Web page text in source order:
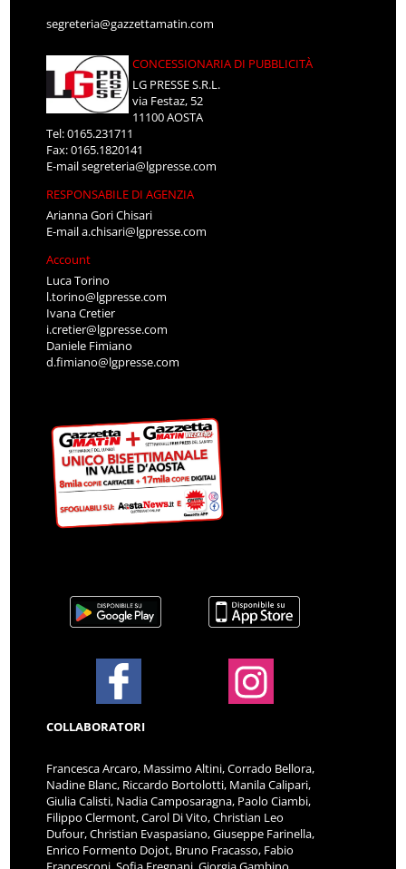
segreteria@gazzettamatin.com
CONCESSIONARIA DI PUBBLICITÀ
LG PRESSE S.R.L.
via Festaz, 52
11100 AOSTA
Tel: 0165.231711
Fax: 0165.1820141
E-mailsegreteria@lgpresse.com
RESPONSABILE DI AGENZIA
Arianna Gori Chisari
E-maila.chisari@lgpresse.com
Account
Luca Torino
l.torino@lgpresse.com
Ivana Cretier
i.cretier@lgpresse.com
Daniele Fimiano
d.fimiano@lgpresse.com
COLLABORATORI
Francesca Arcaro, Massimo Altini, Corrado Bellora,
Nadine Blanc, Riccardo Bortolotti, Manila Calipari,
Giulia Calisti, Nadia Camposaragna, Paolo Ciambi,
Filippo Clermont, Carol Di Vito, Christian Leo
Dufour, Christian Evaspasiano, Giuseppe Farinella,
Enrico Formento Dojot, Bruno Fracasso, Fabio